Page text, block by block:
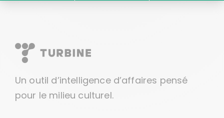
Un outil d’intelligence d’affaires pensé
pour le milieu culturel.